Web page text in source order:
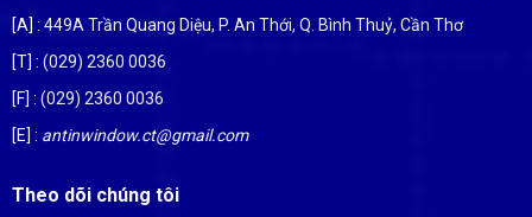
[A] : 449A Trần Quang Diệu, P. An Thới, Q. Bình Thuỷ, Cần Thơ
[T] : (029) 2360 0036
[F] : (029) 2360 0036
[E] : antinwindow.ct@gmail.com
Theo dõi chúng tôi